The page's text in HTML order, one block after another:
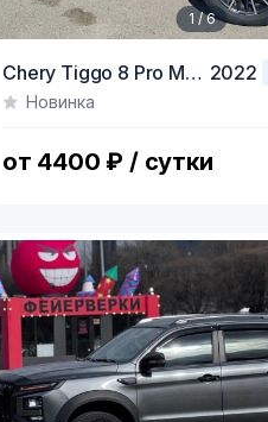
of
1 / 6
Chery Tiggo 8 Pro Max, 2022
Новинка
от 4400 ₽ / сутки